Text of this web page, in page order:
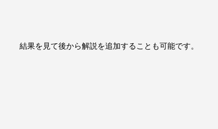
結果を見て後から解説を追加することも可能です。